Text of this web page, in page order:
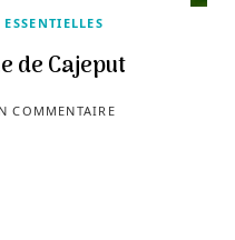
de Cajeput
COMMENTAIRE